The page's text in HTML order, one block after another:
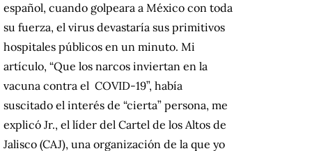
español, cuando golpeara a México con toda
su fuerza, el virus devastaría sus primitivos
hospitales públicos en un minuto. Mi
artículo, “Que los narcos inviertan en la
vacuna contra el COVID-19”, había
suscitado el interés de “cierta” persona, me
explicó Jr., el líder del Cartel de los Altos de
Jalisco (CAJ), una organización de la que yo